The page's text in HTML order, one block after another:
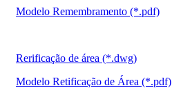
Modelo Remembramento (*.pdf)
Rerificação de área (*.dwg)
Modelo Retificação de Área (*.pdf)